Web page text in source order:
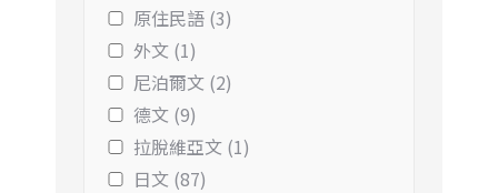
原住民語 (3)
外文 (1)
尼泊爾文 (2)
德文 (9)
拉脫維亞文 (1)
日文 (87)